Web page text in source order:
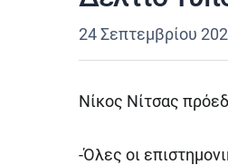
24 Σεπτεμβρίου
Νίκος Νίτσας
-Όλες οι